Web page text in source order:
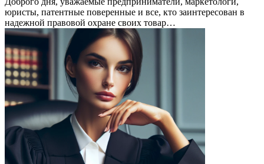
юристы, патентные поверенные и все, кто заинтересован в
надежной правовой охране своих товар…